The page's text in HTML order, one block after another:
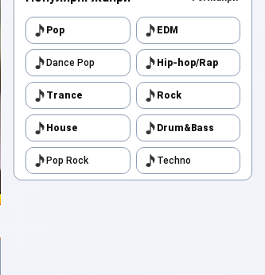
Pop EDM
Dance Pop Hip-hop/Rap
Trance Rock
House Drum&Bass
Pop Rock Techno